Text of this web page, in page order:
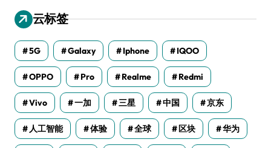
云标签
5G Galaxy Iphone IQOO
OPPO Pro Realme Redmi
Vivo 一加 三星 中国 京东
人工智能 体验 全球 区块 华为